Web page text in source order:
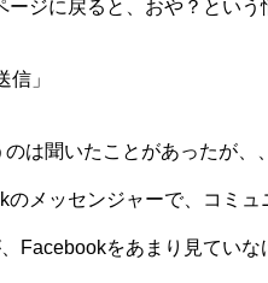
ジに戻ると、おや？という
」
は聞いたことがあったが、
メッセンジャーで、コミュ
Facebookをあまり見ていな